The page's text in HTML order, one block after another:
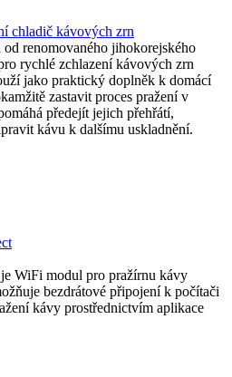
chladič kávových zrn
renomovaného jihokorejského
rychlé zchlazení kávových zrn
jako praktický doplněk k domácí
zastavit proces pražení v
předejít jejich přehřátí,
kávu k dalšímu uskladnění.
WiFi modul pro pražírnu kávy
bezdrátové připojení k počítači
kávy prostřednictvím aplikace